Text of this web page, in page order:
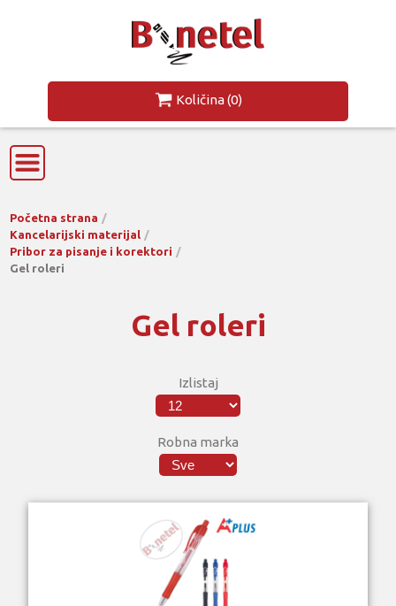
Količina(0)
Početna strana
Kancelarijski materijal
Pribor za pisanje i korektori
Gel roleri
Gel roleri
Izlistaj
Robna marka